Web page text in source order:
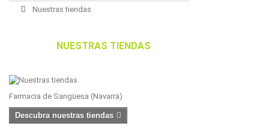
Nuestras tiendas
NUESTRAS TIENDAS
Farmacia de Sangüesa (Navarra)
Descubra nuestras tiendas